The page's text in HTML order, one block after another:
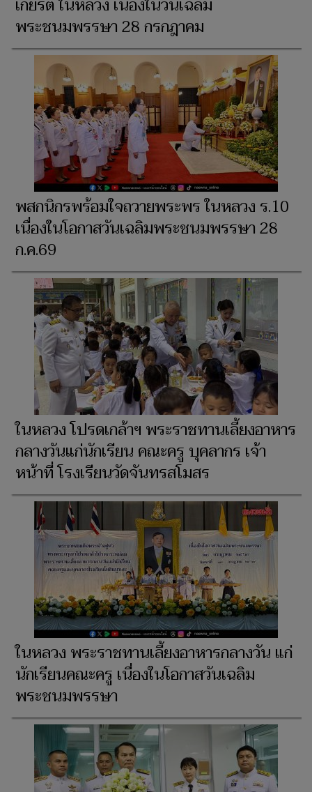
เกียรติ ในหลวง เนื่องในวันเฉลิม
พระชนมพรรษา 28 กรกฎาคม
พสกนิกรพร้อมใจถวายพระพร ในหลวง ร.10
เนื่องในโอกาสวันเฉลิมพระชนมพรรษา 28
ก.ค.69
ในหลวง โปรดเกล้าฯ พระราชทานเลี้ยงอาหาร
กลางวันแก่นักเรียน คณะครู บุคลากร เจ้า
หน้าที่ โรงเรียนวัดจันทรสโมสร
ในหลวง พระราชทานเลี้ยงอาหารกลางวัน แก่
นักเรียนคณะครู เนื่องในโอกาสวันเฉลิม
พระชนมพรรษา